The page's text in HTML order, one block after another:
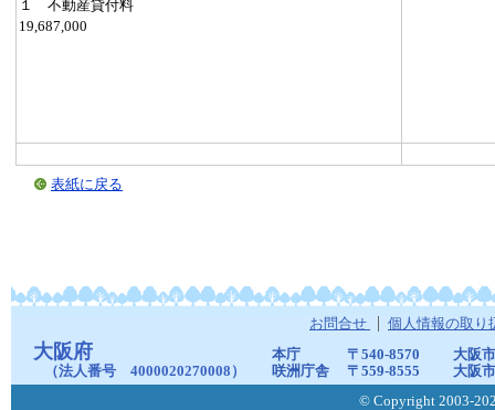
１ 不動産貸付料
19,687,000
表紙に戻る
お問合せ 個人情報の取り
大阪府
（法人番号 4000020270008）
本庁 〒540-8570
大阪
咲洲庁舎
〒559-8555
大阪
© Copyright 2003-